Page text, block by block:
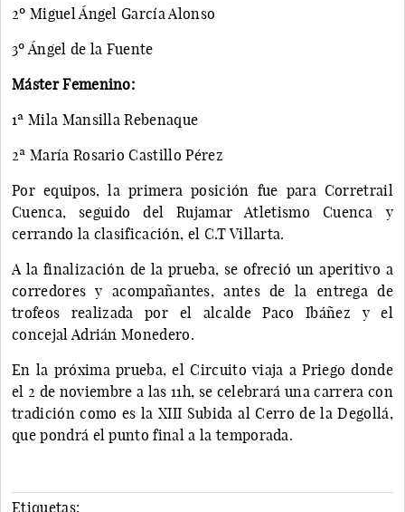
2º Miguel Ángel García Alonso
3º Ángel de la Fuente
Máster Femenino:
1ª Mila Mansilla Rebenaque
2ª María Rosario Castillo Pérez
Por equipos, la primera posición fue para Corretrail
Cuenca, seguido del Rujamar Atletismo Cuenca y
cerrando la clasificación, el C.T Villarta.
A la finalización de la prueba, se ofreció un aperitivo a
corredores y acompañantes, antes de la entrega de
trofeos realizada por el alcalde Paco Ibáñez y el
concejal Adrián Monedero.
En la próxima prueba, el Circuito viaja a Priego donde
el 2 de noviembre a las 11h, se celebrará una carrera con
tradición como es la XIII Subida al Cerro de la Degollá,
que pondrá el punto final a la temporada.
Etiquetas: